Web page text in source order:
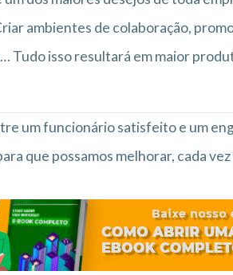
ambientes de colaboração,
Tudo isso resultará em maior
um funcionário satisfeito e um
que possamos melhorar, cada